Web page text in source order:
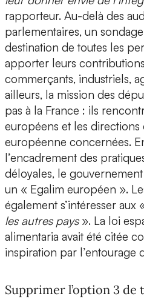
rapporteur. Au-delà des
parlementaires, un
destination de toutes les
apporter leurs
commerçants, industriels,
ailleurs, la mission des
pas à la France : ils
européens et les directions
européenne concernées.
l’encadrement des
déloyales, le
un « Egalim européen ».
également s’intéresser aux
les autres pays». La loi
alimentaria avait été citée
inspiration par l’entourage
Supprimer l’option 3 de